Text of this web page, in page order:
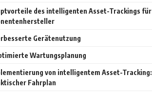
des intelligenten Asset-Trackings für
Gerätenutzung
Wartungsplanung
von intelligentem Asset-Tracking:
Fahrplan